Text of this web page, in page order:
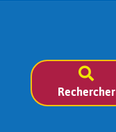
Rechercher